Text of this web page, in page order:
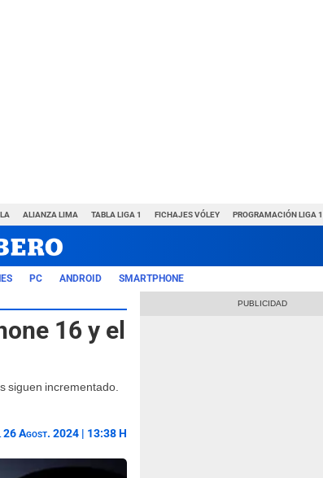
ALIANZA LIMA TABLA LIGA 1 FICHAJES VÓLEY PROGRAMACIÓN LIGA 1
PC ANDROID SMARTPHONE
16 y el
siguen incrementado.
26 Agost. 2024 | 13:38 H